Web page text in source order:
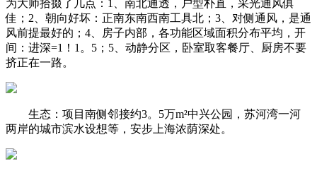
为大师拾掇了几点：1、南北通透，户型朴直，采光通风俱
佳；2、朝向好坏：正南东南西南工具北；3、对侧通风，是通
风前提最好的；4、房子内部，各功能区域面积分布平均，开
间：进深=1！1。5；5、动静分区，卧室取客餐厅、厨房不要
挤正在一路。
生态：项目南侧邻接约3。5万m²中兴公园，苏河湾一河
两岸的城市滨水设想等，安步上海浓荫深处。